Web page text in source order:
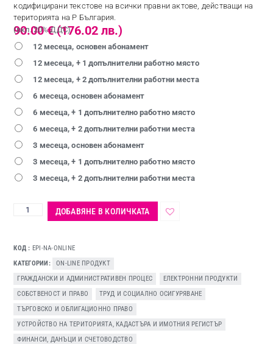
кодифицирани текстове на всички правни актове, действащи на
територията на Р България.
(вкл. 20% ДДС)
12 месеца, основен абонамент
12 месеца, + 1 допълнителни работно място
12 месеца, + 2 допълнителни работни места
6 месеца, основен абонамент
6 месеца, + 1 допълнително работно място
6 месеца, + 2 допълнителни работни места
3 месеца, основен абонамент
3 месеца, + 1 допълнително работно място
3 месеца, + 2 допълнителни работни места
ДОБАВЯНЕ В КОЛИЧКАТА
КОД EPI-NA-ONLINE
КАТЕГОРИИ
ON-LINE ПРОДУКТ
ГРАЖДАНСКИ И АДМИНИСТРАТИВЕН ПРОЦЕС
ЕЛЕКТРОННИ ПРОДУКТИ
СОБСТВЕНОСТ И ПРАВО
ТРУД И СОЦИАЛНО ОСИГУРЯВАНЕ
ТЪРГОВСКО И ОБЛИГАЦИОННО ПРАВО
УСТРОЙСТВО НА ТЕРИТОРИЯТА, КАДАСТЪРА И ИМОТНИЯ РЕГИСТЪР
ФИНАНСИ, ДАНЪЦИ И СЧЕТОВОДСТВО